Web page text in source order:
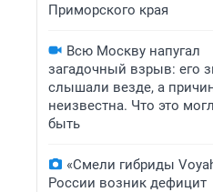
Приморского края
Всю Москву напугал
загадочный взрыв: его
слышали везде, а
неизвестна. Что это
быть
«Смели гибриды
России возник дефицит